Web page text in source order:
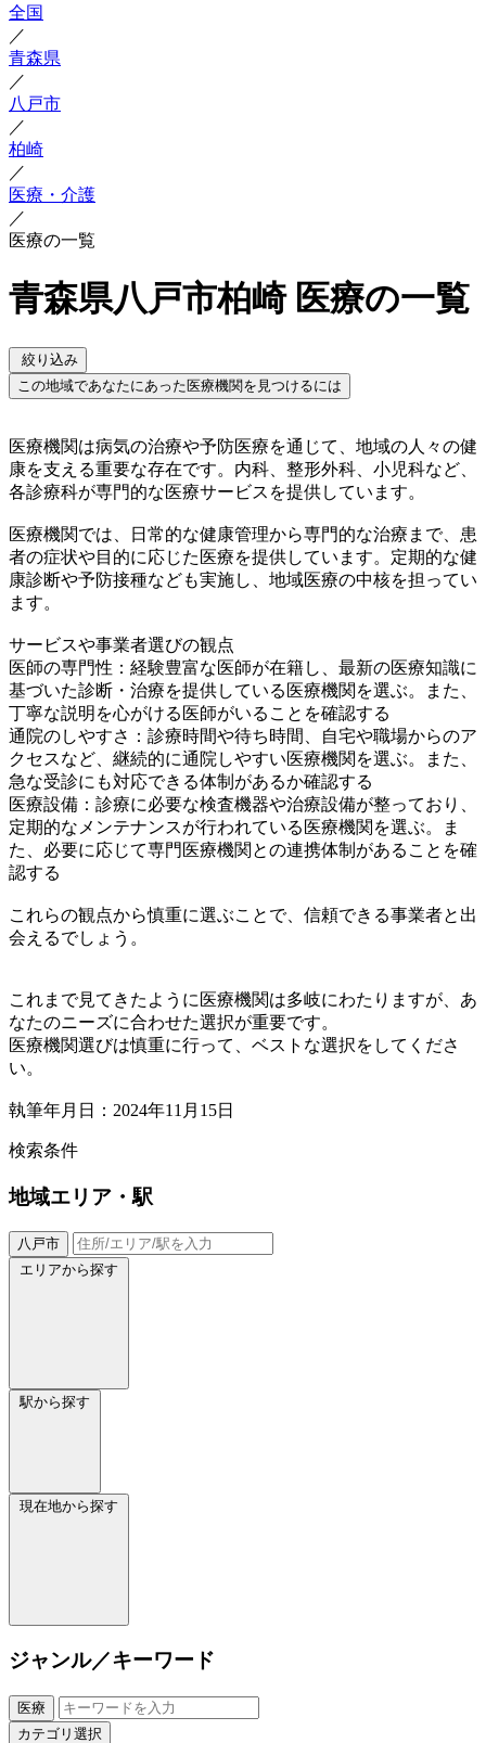
全国
／
青森県
／
八戸市
／
柏崎
／
医療・介護
／
医療の一覧
青森県八戸市柏崎 医療の一覧
絞り込み
この地域であなたにあった医療機関を見つけるには
医療機関は病気の治療や予防医療を通じて、地域の人々の健
康を支える重要な存在です。内科、整形外科、小児科など、
各診療科が専門的な医療サービスを提供しています。
医療機関では、日常的な健康管理から専門的な治療まで、患
者の症状や目的に応じた医療を提供しています。定期的な健
康診断や予防接種なども実施し、地域医療の中核を担ってい
ます。
サービスや事業者選びの観点
医師の専門性：経験豊富な医師が在籍し、最新の医療知識に
基づいた診断・治療を提供している医療機関を選ぶ。また、
丁寧な説明を心がける医師がいることを確認する
通院のしやすさ：診療時間や待ち時間、自宅や職場からのア
クセスなど、継続的に通院しやすい医療機関を選ぶ。また、
急な受診にも対応できる体制があるか確認する
医療設備：診療に必要な検査機器や治療設備が整っており、
定期的なメンテナンスが行われている医療機関を選ぶ。ま
た、必要に応じて専門医療機関との連携体制があることを確
認する
これらの観点から慎重に選ぶことで、信頼できる事業者と出
会えるでしょう。
これまで見てきたように医療機関は多岐にわたりますが、あ
なたのニーズに合わせた選択が重要です。
医療機関選びは慎重に行って、ベストな選択をしてくださ
い。
執筆年月日：2024年11月15日
検索条件
地域エリア・駅
八戸市
エリアから探す
駅から探す
現在地から探す
ジャンル／キーワード
医療
カテゴリ選択